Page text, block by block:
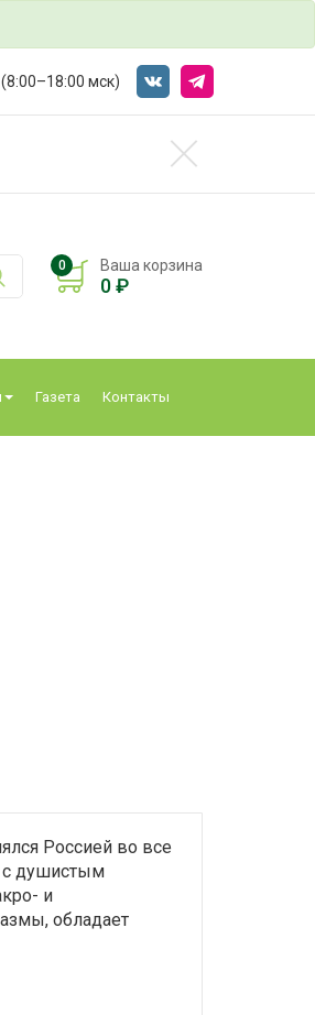
(8:00–18:00 мск)
0 Ваша корзина
0 ₽
Газета Контакты
Россией во все
с душистым
и
обладает